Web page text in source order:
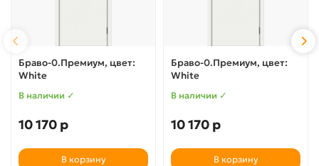
Браво-0.Премиум, цвет:
White
В наличии ✓
10 170 р
В корзину
Браво-0.Премиум, цвет:
White
В наличии ✓
10 170 р
В корзину